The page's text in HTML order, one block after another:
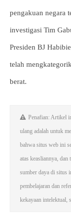
pengakuan negara
investigasi Tim
Presiden BJ
telah
berat.
Penafian: Artikel
ulang adalah untuk
bahwa situs web ini
atas keasliannya,
sumber daya di situs
pembelajaran dan
kekayaan intelektual,